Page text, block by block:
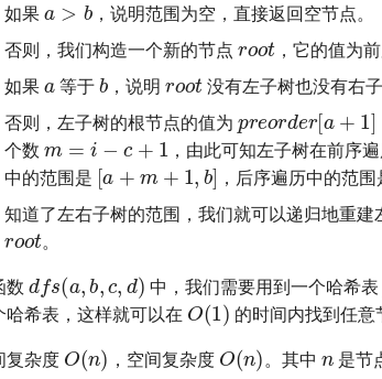
如果
，说明范围为空，直接返回空节点。
否则，我们构造一个新的节点
oo t
，它的值为
如果
a
等于 ，说明
roo t
没有左子树也没有右
否则，左子树的根节点的值为
r e +1
个数
m=i−c+1
，由此可知左子树在前序
中的范围是
[ + m + 1 b]
，后序遍历中的范围
知道了左右子树的范围，我们就可以递归地重
roo t
。
数
d f ( ,b d
中，我们需要用到一个哈希
哈希表，这样就可以在
O(1)
的时间内找到任意
复杂度
O ( n)
，空间复杂度
O ( n)
。其中 是节